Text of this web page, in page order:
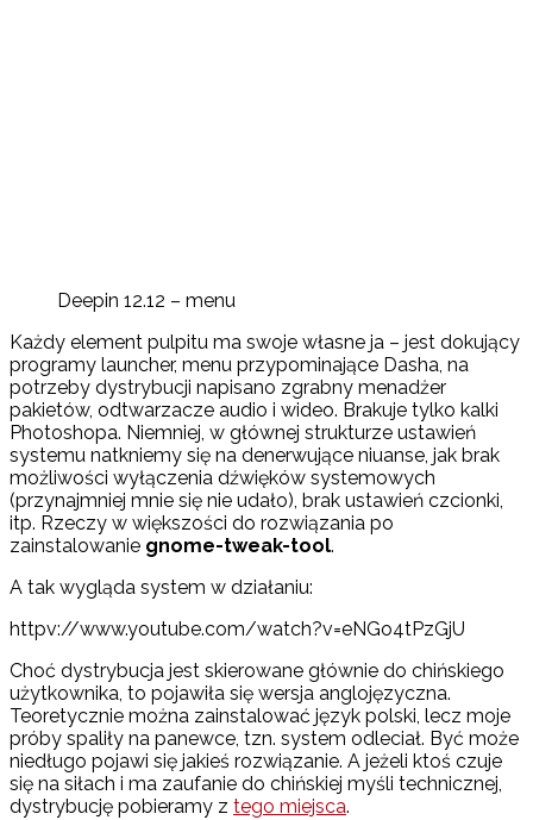
Deepin 12.12 – menu
Każdy element pulpitu ma swoje własne ja – jest dokujący
programy launcher, menu przypominające Dasha, na
potrzeby dystrybucji napisano zgrabny menadżer
pakietów, odtwarzacze audio i wideo. Brakuje tylko kalki
Photoshopa. Niemniej, w głównej strukturze ustawień
systemu natkniemy się na denerwujące niuanse, jak brak
możliwości wyłączenia dźwięków systemowych
(przynajmniej mnie się nie udało), brak ustawień czcionki,
itp. Rzeczy w większości do rozwiązania po
zainstalowanie gnome-tweak-tool.
A tak wygląda system w działaniu:
httpv://www.youtube.com/watch?v=eNGo4tPzGjU
Choć dystrybucja jest skierowane głównie do chińskiego
użytkownika, to pojawiła się wersja anglojęzyczna.
Teoretycznie można zainstalować język polski, lecz moje
próby spaliły na panewce, tzn. system odleciał. Być może
niedługo pojawi się jakieś rozwiązanie. A jeżeli ktoś czuje
się na siłach i ma zaufanie do chińskiej myśli technicznej,
dystrybucję pobieramy z tego miejsca.